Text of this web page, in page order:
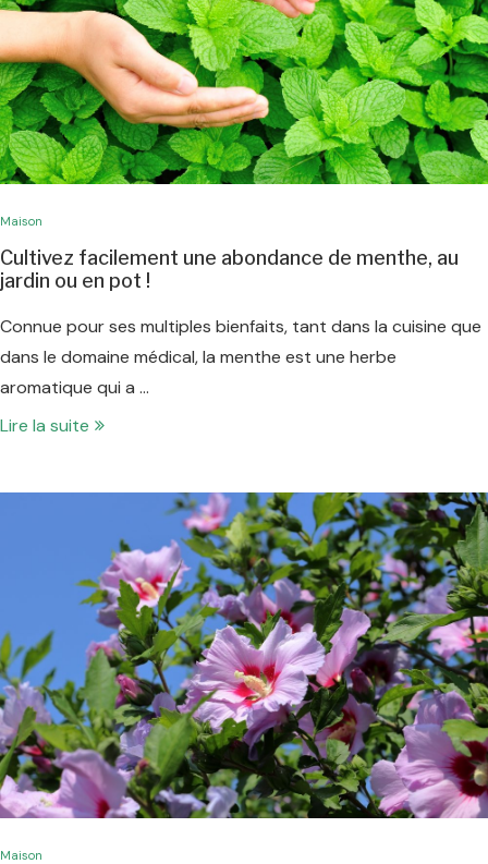
Maison
Cultivez facilement une abondance de menthe, au
jardin ou en pot !
Connue pour ses multiples bienfaits, tant dans la cuisine que
dans le domaine médical, la menthe est une herbe
aromatique qui a …
Lire la suite
Maison